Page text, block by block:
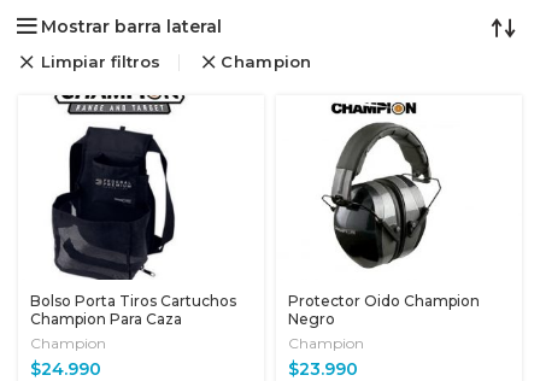
Mostrar barra lateral
Limpiar filtros Champion
Bolso Porta Tiros Cartuchos
Champion Para Caza
Champion
$24.990
Protector Oido Champion
Negro
Champion
$23.990